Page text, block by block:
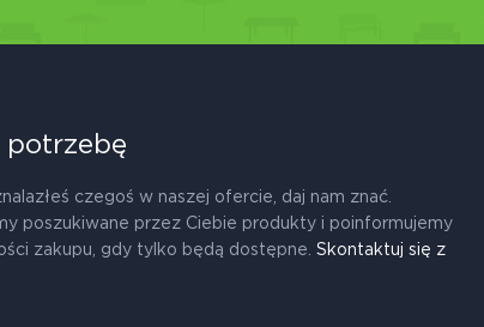
potrzebę
czegoś w naszej ofercie, daj nam znać.
poszukiwane przez Ciebie produkty i poinformujemy
zakupu, gdy tylko będą dostępne. Skontaktuj się z